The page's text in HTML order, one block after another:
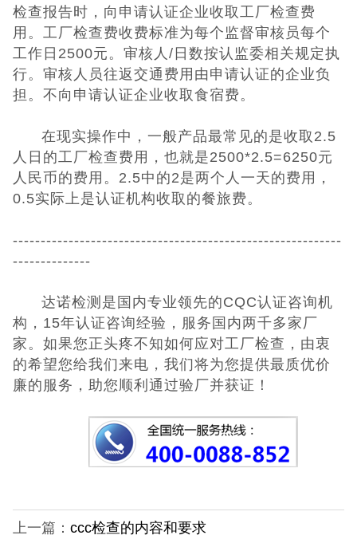
检查报告时，向申请认证企业收取工厂检查费
用。工厂检查费收费标准为每个监督审核员每个
工作日2500元。审核人/日数按认监委相关规定执
行。审核人员往返交通费用由申请认证的企业负
担。不向申请认证企业收取食宿费。
在现实操作中，一般产品最常见的是收取2.5
人日的工厂检查费用，也就是2500*2.5=6250元
人民币的费用。2.5中的2是两个人一天的费用，
0.5实际上是认证机构收取的餐旅费。
-----------------------------------------------------------
--------------
达诺检测是国内专业领先的CQC认证咨询机
构，15年认证咨询经验，服务国内两千多家厂
家。如果您正头疼不知如何应对工厂检查，由衷
的希望您给我们来电，我们将为您提供最质优价
廉的服务，助您顺利通过验厂并获证！
上一篇： ccc检查的内容和要求